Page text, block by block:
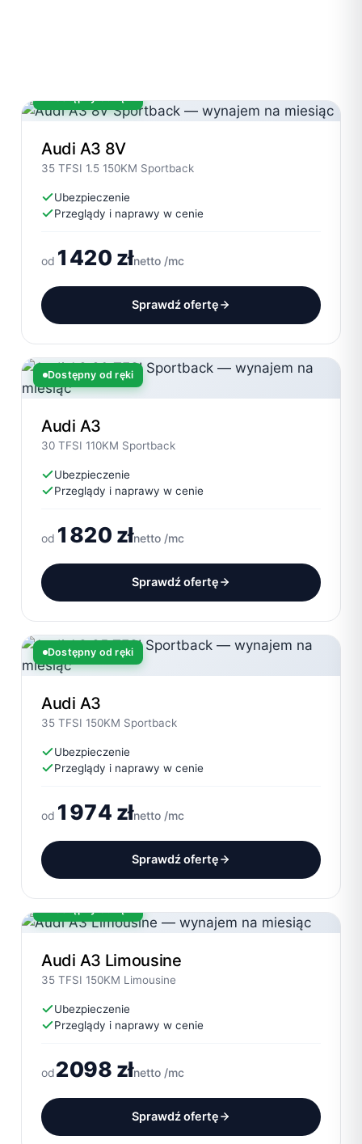
Audi A3 8V
35 TFSI 1.5 150KM Sportback
Ubezpieczenie
Przeglądy i naprawy w cenie
od 1420 złnetto /mc
Sprawdź ofertę
Dostępny od ręki
Audi A3
30 TFSI 110KM Sportback
Ubezpieczenie
Przeglądy i naprawy w cenie
od 1820 złnetto /mc
Sprawdź ofertę
Dostępny od ręki
Audi A3
35 TFSI 150KM Sportback
Ubezpieczenie
Przeglądy i naprawy w cenie
od 1974 złnetto /mc
Sprawdź ofertę
Audi A3 Limousine
35 TFSI 150KM Limousine
Ubezpieczenie
Przeglądy i naprawy w cenie
od2098 złnetto /mc
Sprawdź ofertę